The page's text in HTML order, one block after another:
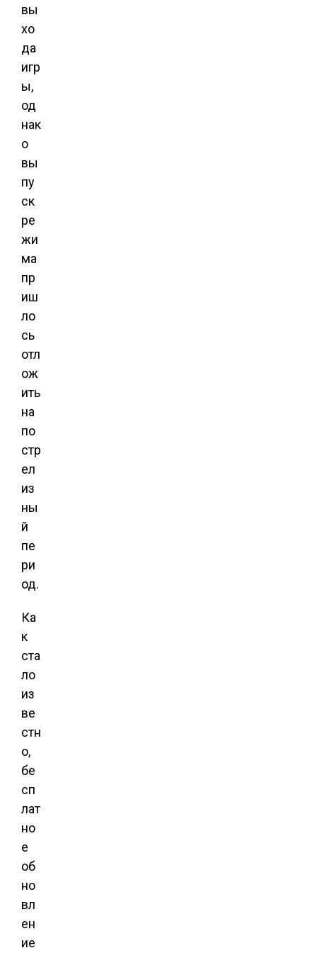
вы
хо
да
игр
ы,
од
нак
о
вы
пу
ск
ре
жи
ма
пр
иш
ло
сь
отл
ож
ить
на
по
стр
ел
из
ны
й
пе
ри
од.
Ка
к
ста
ло
из
ве
стн
о,
бе
сп
лат
но
е
об
но
вл
ен
ие